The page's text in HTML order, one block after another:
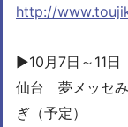
http://
▶︎10月7日～11日
仙台 夢メッセ
ぎ（予定）